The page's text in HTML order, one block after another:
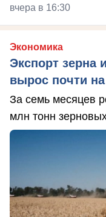
вчера в 16:30
Экономика
Экспорт зерна
вырос почти
За семь месяцев
млн тонн